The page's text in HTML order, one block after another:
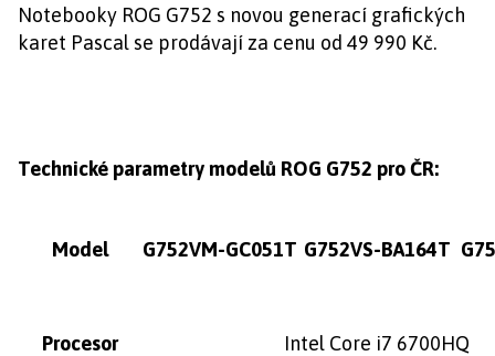
Notebooky ROG G752 s novou generací grafických
karet Pascal se prodávají za cenu od 49 990 Kč.
Technické parametry modelů ROG G752 pro ČR:
Model G752VM-GC051T G752VS-BA164T
Procesor Intel Core i7 6700HQ